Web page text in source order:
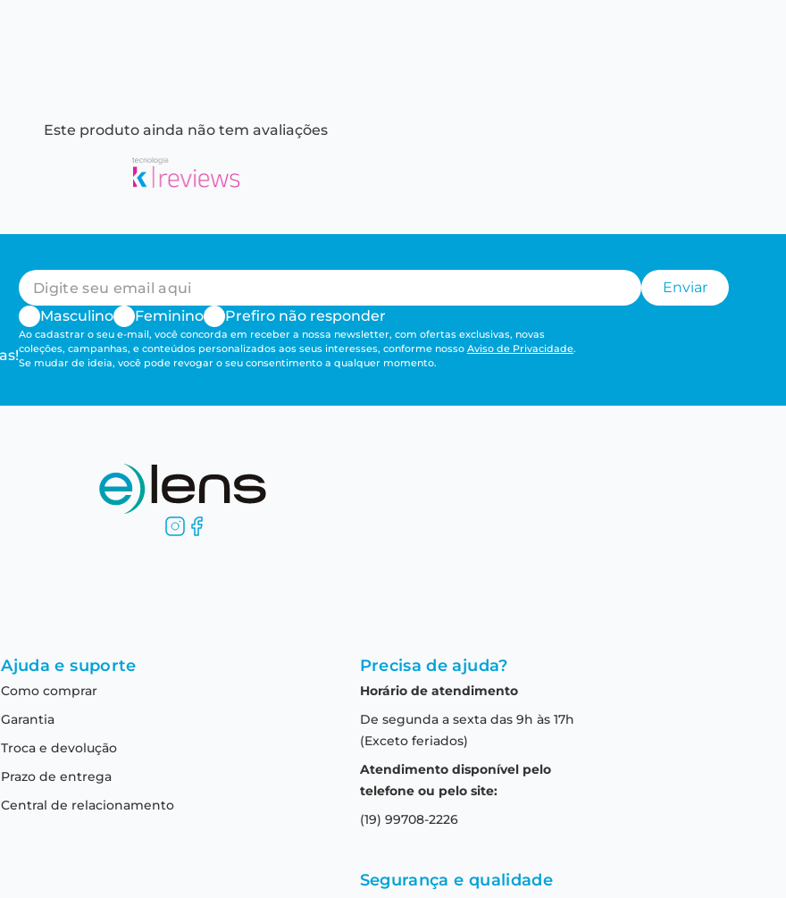
Este produto ainda não tem avaliações
Enviar
Masculino
Feminino Prefiro não responder
Ao cadastrar o seu e-mail, você concorda em receber a nossa newsletter, com ofertas exclusivas, novas
coleções, campanhas, e conteúdos personalizados aos seus interesses, conforme nosso Aviso de Privacidade.
Se mudar de ideia, você pode revogar o seu consentimento a qualquer momento.
Ajuda e suporte
Como comprar
Garantia
Troca e devolução
Prazo de entrega
Central de relacionamento
Precisa de ajuda?
Horário de atendimento
De segunda a sexta das 9h às 17h
(Exceto feriados)
Atendimento disponível pelo
telefone ou pelo site:
(19) 99708-2226
Segurança e qualidade